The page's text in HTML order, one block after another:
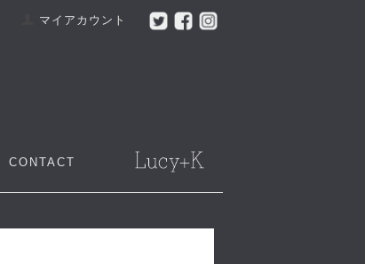
マイアカウント
CONTACT